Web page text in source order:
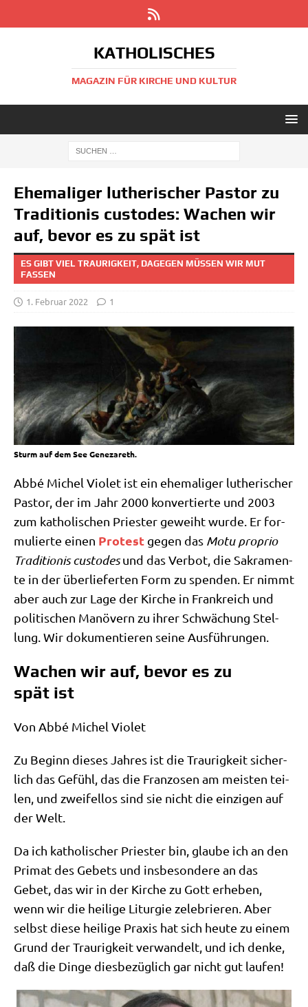
KATHOLISCHES
MAGAZIN FÜR KIRCHE UND KULTUR
Ehemaliger lutherischer Pastor zu
Traditionis custodes: Wachen wir
auf, bevor es zu spät ist
ES GIBT VIEL TRAURIGKEIT, DAGEGEN MÜSSEN WIR MUT
FASSEN
1. Februar 2022 1
Sturm auf dem See Genezareth.
Abbé Michel Vio­let ist ein ehe­ma­li­ger luthe­ri­scher
Pastor, der im Jahr 2000 kon­ver­tier­te und 2003
zum katho­li­schen Prie­ster geweiht wur­de. Er for­
mu­lier­te einen Pro­test gegen das Motu pro­prio
Tra­di­tio­nis cus­to­desund das Ver­bot, die Sakra­men­
te in der über­lie­fer­ten Form zu spen­den. Er nimmt
aber auch zur Lage der Kir­che in Frank­reich und
poli­ti­schen Manö­vern zu ihrer Schwä­chung Stel­
lung. Wir doku­men­tie­ren sei­ne Ausführungen.
Wachen wir auf, bevor es zu
spät ist
Von Abbé Michel Violet
Zu Beginn die­ses Jah­res ist die Trau­rig­keit sicher­
lich das Gefühl, das die Fran­zo­sen am mei­sten tei­
len, und zwei­fel­los sind sie nicht die ein­zi­gen auf
der Welt.
Da ich katho­li­scher Prie­ster bin, glau­be ich an den
Pri­mat des Gebets und ins­be­son­de­re an das
Gebet, das wir in der Kir­che zu Gott erhe­ben,
wenn wir die hei­li­ge Lit­ur­gie zele­brie­ren. Aber
selbst die­se hei­li­ge Pra­xis hat sich heu­te zu einem
Grund der Trau­rig­keit ver­wan­delt, und ich den­ke,
daß die Din­ge dies­be­züg­lich gar nicht gut laufen!